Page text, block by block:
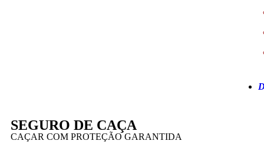
SEGURO DE CAÇA
CAÇAR COM PROTEÇÃO GARANTIDA